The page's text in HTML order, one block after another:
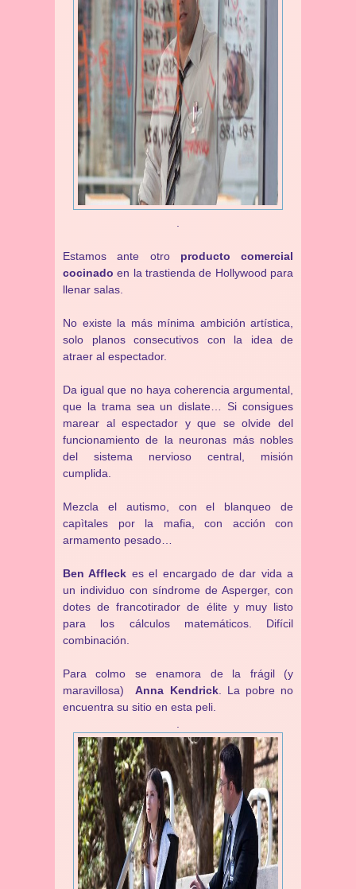
Estamos ante otro producto comercial
cocinado en la trastienda de Hollywood para
llenar salas.
No existe la más mínima ambición artística,
solo planos consecutivos con la idea de
atraer al espectador.
Da igual que no haya coherencia argumental,
que la trama sea un dislate… Si consigues
marear al espectador y que se olvide del
funcionamiento de la neuronas más nobles
del sistema nervioso central, misión
cumplida.
Mezcla el autismo, con el blanqueo de
capìtales por la mafia, con acción con
armamento pesado…
Ben Affleck es el encargado de dar vida a
un individuo con síndrome de Asperger, con
dotes de francotirador de élite y muy listo
para los cálculos matemáticos. Difícil
combinación.
Para colmo se enamora de la frágil (y
maravillosa)Anna Kendrick. La pobre no
encuentra su sitio en esta peli.